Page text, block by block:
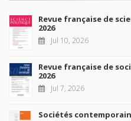
Revue française de
2026
Jul 10, 2026
Revue française de
2026
Jul 7, 2026
Sociétés